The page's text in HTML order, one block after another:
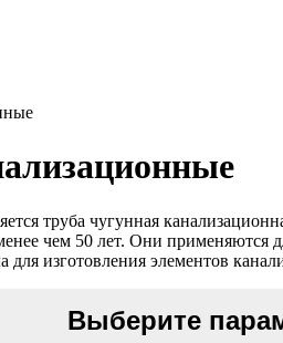
труба чугунная
чем 50 лет. Они применяются
для изготовления элементов
Выберите